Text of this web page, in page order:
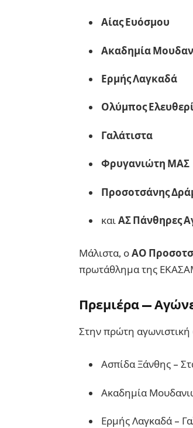
Αίας Ευόσμου
Ακαδημία
Ερμής Λαγκαδά
Ολύμπος
Γαλάτιστα
Φρυγανιώτη ΜΑΣ
Προσοτσάνης
καιΑΣ Πάνθηρες
Μάλιστα, οΑΟ
πρωτάθλημα της
Πρεμιέρα —
Στην πρώτη αγωνιστική
Ασπίδα Ξάνθης –
Ακαδημία
Ερμής Λαγκαδά –